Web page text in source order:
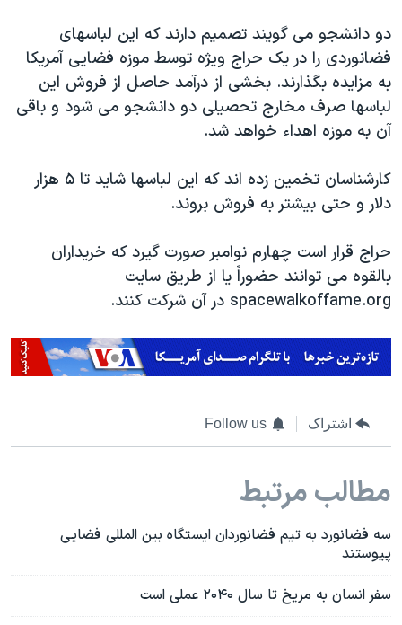
دو دانشجو می گویند تصمیم دارند که این لباسهای
فضانوردی را در یک حراج ویژه توسط موزه فضایی آمریکا
به مزایده بگذارند. بخشی از درآمد حاصل از فروش این
لباسها صرف مخارج تحصیلی دو دانشجو می شود و باقی
آن به موزه اهداء خواهد شد.
کارشناسان تخمین زده اند که این لباسها شاید تا ۵ هزار
دلار و حتی بیشتر به فروش بروند.
حراج قرار است چهارم نوامبر صورت گیرد که خریداران
بالقوه می توانند حضوراً یا از طریق سایت
spacewalkoffame.org در آن شرکت کنند.
اشتراک Follow us
مطالب مرتبط
سه فضانورد به تیم فضانوردان ایستگاه بین المللی فضایی
پیوستند
سفر انسان به مریخ تا سال ۲۰۴۰ عملی است